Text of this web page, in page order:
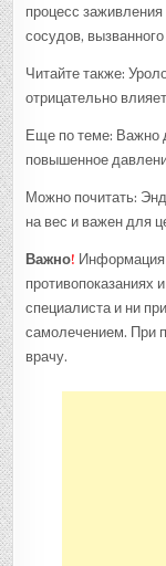
процесс
сосудов,
Читайте также:
отрицательно
Еще по теме: Важно
повышенное
Можно почитать:
на вес и важен для
Важно! Информация
противопоказаниях
специалиста и ни
самолечением. При
врачу.